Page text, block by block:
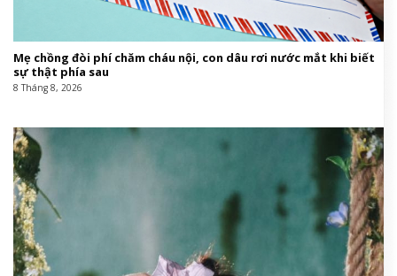
Mẹ chồng đòi phí chăm cháu nội, con dâu rơi nước mắt khi biết
sự thật phía sau
8 Tháng 8, 2026